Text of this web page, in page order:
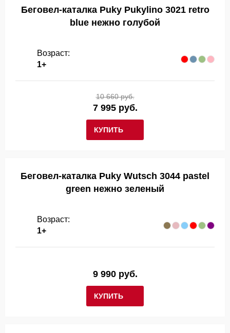
Беговел-каталка Puky Pukylino 3021 retro
blue нежно голубой
Возраст:
1+
КУПИТЬ
10 660 руб.
7 995 руб.
Беговел-каталка Puky Wutsch 3044 pastel
green нежно зеленый
Возраст:
1+
КУПИТЬ
9 990 руб.